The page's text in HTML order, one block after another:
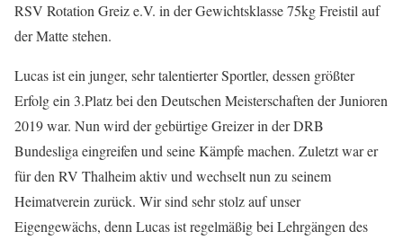
RSV Rotation Greiz e.V. in der Gewichtsklasse 75kg Freistil auf
der Matte stehen.
Lucas ist ein junger, sehr talentierter Sportler, dessen größter
Erfolg ein 3.Platz bei den Deutschen Meisterschaften der Junioren
2019 war. Nun wird der gebürtige Greizer in der DRB
Bundesliga eingreifen und seine Kämpfe machen. Zuletzt war er
für den RV Thalheim aktiv und wechselt nun zu seinem
Heimatverein zurück. Wir sind sehr stolz auf unser
Eigengewächs, denn Lucas ist regelmäßig bei Lehrgängen des